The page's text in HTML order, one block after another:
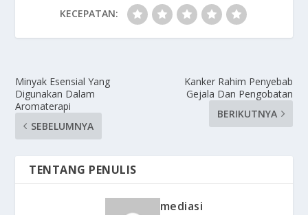
KECEPATAN:
Minyak Esensial Yang
Digunakan Dalam
Aromaterapi
SEBELUMNYA
Kanker Rahim Penyebab
Gejala Dan Pengobatan
BERIKUTNYA
TENTANG PENULIS
mediasi